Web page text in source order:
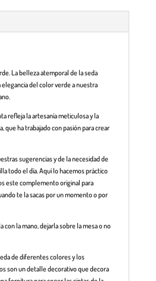
La belleza atemporal de la seda
del color verde a nuestra
refleja la artesanía meticulosa y la
que ha trabajado con pasión para crear
sugerencias y de la necesidad de
todo el día. Aquí lo hacemos práctico
este complemento original para
te la sacas por un momento o por
con la mano, dejarla sobre la mesa o no
de diferentes colores y los
son un detalle decorativo que decora